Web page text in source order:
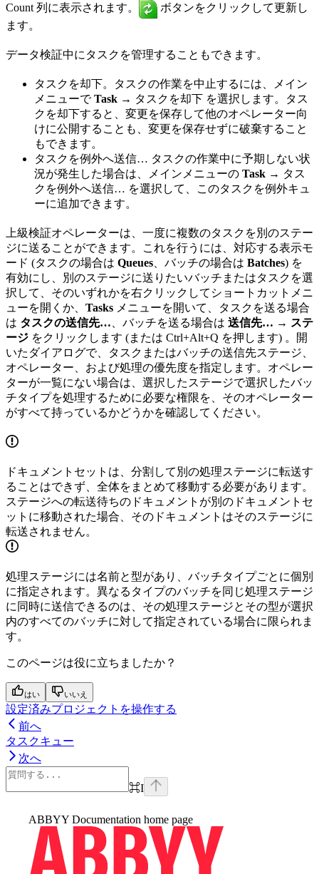
Count 列に表示されます。
ボタンをクリックして更新し
ます。
データ検証中にタスクを管理することもできます。
タスクを却下。タスクの作業を中止するには、メイン
メニューでTask → タスクを却下 を選択します。タス
クを却下すると、変更を保存して他のオペレーター向
けに公開することも、変更を保存せずに破棄すること
もできます。
タスクを例外へ送信… タスクの作業中に予期しない状
況が発生した場合は、メインメニューの Task → タス
クを例外へ送信… を選択して、このタスクを例外キュ
ーに追加できます。
上級検証オペレーターは、一度に複数のタスクを別のステー
ジに送ることができます。これを行うには、対応する表示モ
ード (タスクの場合は Queues 、バッチの場合は Batches) を
有効にし、別のステージに送りたいバッチまたはタスクを選
択して、そのいずれかを右クリックしてショートカットメニ
ューを開くか、 Tasks メニューを開いて、タスクを送る場合
は タスクの送信先… 、バッチを送る場合は 送信先… → ステ
ージ をクリックします (または Ctrl+Alt+Q を押します) 。開
いたダイアログで、タスクまたはバッチの送信先ステージ、
オペレーター、および処理の優先度を指定します。オペレー
ターが一覧にない場合は、選択したステージで選択したバッ
チタイプを処理するために必要な権限を、そのオペレーター
がすべて持っているかどうかを確認してください。
ドキュメントセットは、分割して別の処理ステージに転送す
ることはできず、全体をまとめて移動する必要があります。
ステージへの転送待ちのドキュメントが別のドキュメントセ
ットに移動された場合、そのドキュメントはそのステージに
転送されません。
処理ステージには名前と型があり、バッチタイプごとに個別
に指定されます。異なるタイプのバッチを同じ処理ステージ
に同時に送信できるのは、その処理ステージとその型が選択
内のすべてのバッチに対して指定されている場合に限られま
す。
このページは役に立ちましたか？
はい いいえ
設定済みプロジェクトを操作する
前へ
タスクキュー
次へ
⌘I
ABBYY Documentation home page